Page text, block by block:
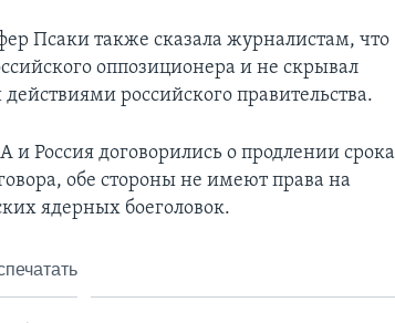
Псаки также сказала журналистам, что
оппозиционера и не скрывал
российского правительства.
Россия договорились о продлении срока
обе стороны не имеют права на
ядерных боеголовок.